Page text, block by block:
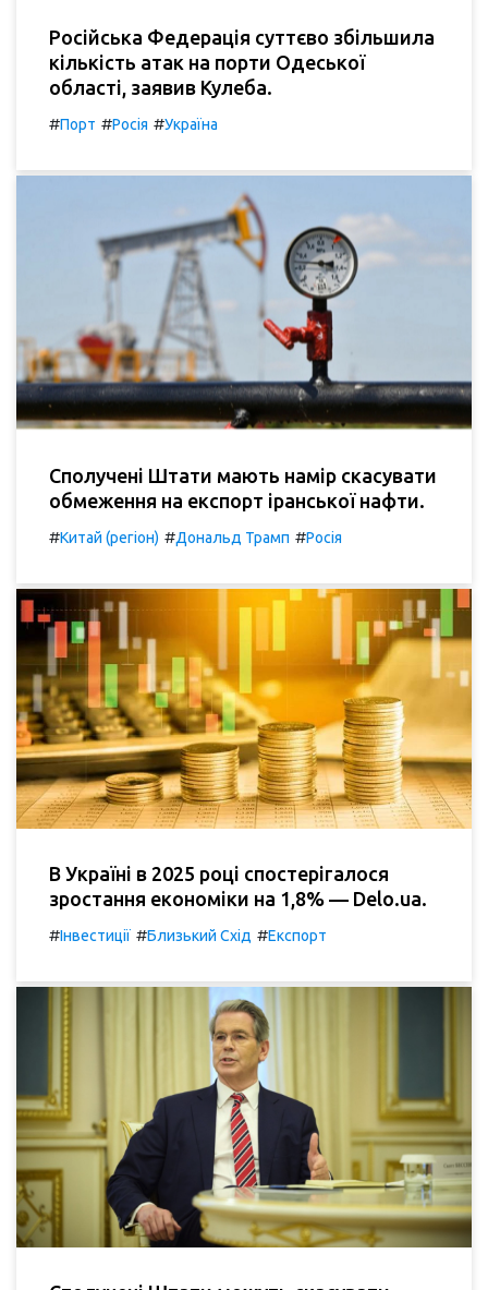
Російська Федерація суттєво збільшила
кількість атак на порти Одеської
області, заявив Кулеба.
#Порт #Росія #Україна
Сполучені Штати мають намір скасувати
обмеження на експорт іранської нафти.
#Китай (регіон) #Дональд Трамп #Росія
В Україні в 2025 році спостерігалося
зростання економіки на 1,8% — Delo.ua.
#Інвестиції #Близький Схід #Експорт